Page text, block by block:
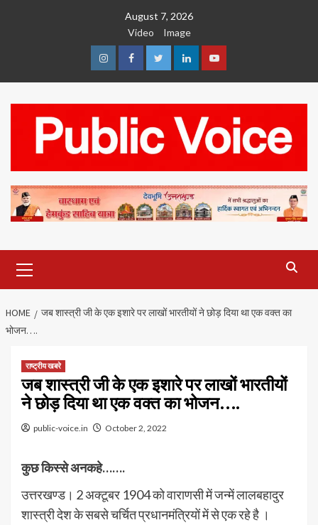
August 7, 2026
Video
Image
InstagramFacebookTwitterLinkedinYoutube
Menu
HOME
जब शास्त्री जी के एक इशारे पर लाखों भारतीयों ने छोड़ दिया था एक वक्त का
भोजन….
राष्ट्रीय खबरे
जब शास्त्री जी के एक इशारे पर लाखों भारतीयों
ने छोड़ दिया था एक वक्त का भोजन….
public-voice.in October 2, 2022
कुछ किस्से अनकहे…….
उत्तरखण्ड। 2 अक्टूबर 1904 को वाराणसी में जन्में लालबहादुर
शास्त्री देश के सबसे चर्चित प्रधानमंत्रियों में से एक रहे है ।